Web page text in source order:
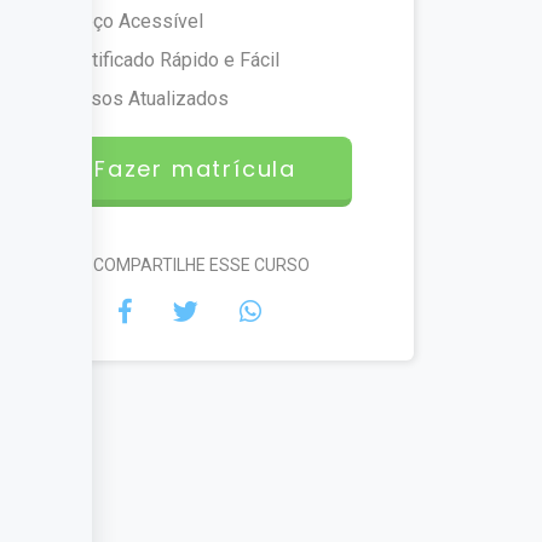
Preço Acessível
Certificado Rápido e Fácil
Cursos Atualizados
Fazer matrícula
#COMPARTILHE ESSE CURSO